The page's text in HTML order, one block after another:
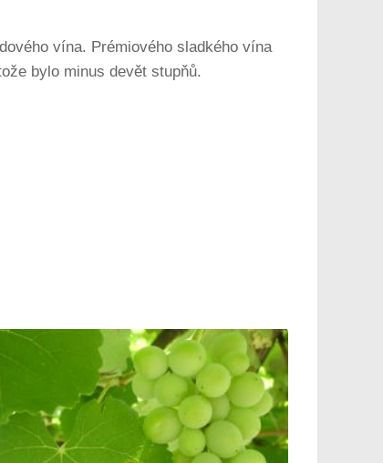
vína. Prémiového sladkého vína
bylo minus devět stupňů.